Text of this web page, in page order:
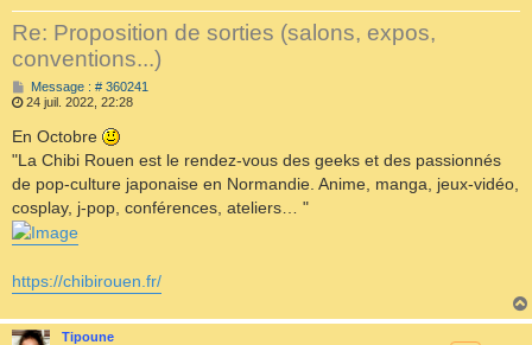
e
Re: Proposition de sorties (salons, expos,
conventions...)
Message : # 360241
g
24 juil. 2022, 22:28
En Octobre
"La Chibi Rouen est le rendez-vous des geeks et des passionnés
de pop-culture japonaise en Normandie. Anime, manga, jeux-vidéo,
cosplay, j-pop, conférences, ateliers… "
https://chibirouen.fr/
Tipoune